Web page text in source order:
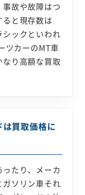
故や故障はつ
と現存数は
ックといわれ
ツカーのMT車
り高額な買取
買取価格に
たり、メーカ
ソリン車それ